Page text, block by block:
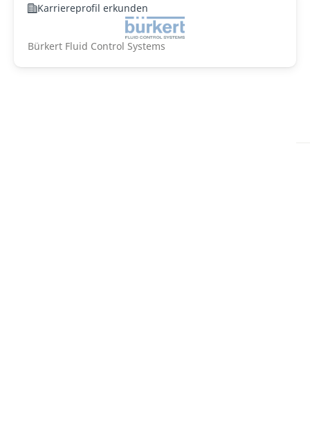
Karriereprofil erkunden
Bürkert Fluid Control Systems